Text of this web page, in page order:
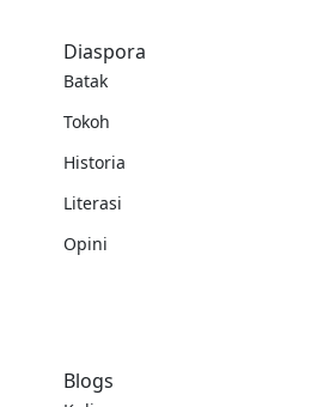
Diaspora
Batak
Tokoh
Historia
Literasi
Opini
Blogs